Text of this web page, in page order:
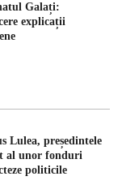
Galați:
explicații
Lulea, președintele
al unor fonduri
politicile